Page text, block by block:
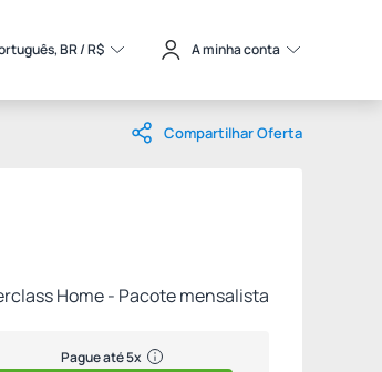
BR / R$ A minha conta
Compartilhar Oferta
Pague até 5x